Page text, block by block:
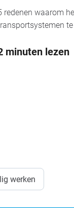
redenen waarom
minuten lezen
werken